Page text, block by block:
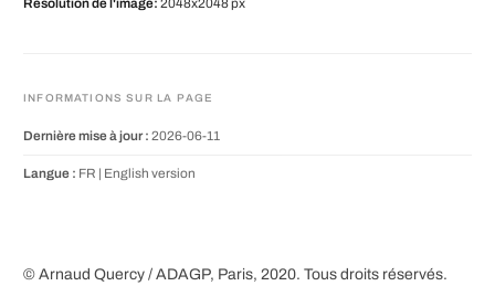
Résolution de l'image: 2048x2048 px
INFORMATIONS SUR LA PAGE
Dernière mise à jour : 2026-06-11
Langue : FR | English version
© Arnaud Quercy / ADAGP, Paris, 2020. Tous droits réservés.